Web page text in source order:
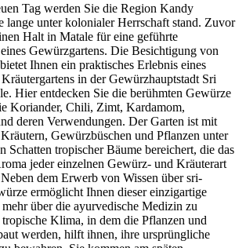
Tag werden Sie die Region Kandy
lange unter kolonialer Herrschaft stand. Zuvor
Halt in Matale für eine geführte
Gewürzgartens. Die Besichtigung von
Ihnen ein praktisches Erlebnis eines
in der Gewürzhauptstadt Sri
Hier entdecken Sie die berühmten Gewürze
Koriander, Chili, Zimt, Kardamom,
deren Verwendungen. Der Garten ist mit
Gewürzbüschen und Pflanzen unter
Schatten tropischer Bäume bereichert, die das
jeder einzelnen Gewürz- und Kräuterart
dem Erwerb von Wissen über sri-
ermöglicht Ihnen dieser einzigartige
über die ayurvedische Medizin zu
Klima, in dem die Pflanzen und
werden, hilft ihnen, ihre ursprüngliche